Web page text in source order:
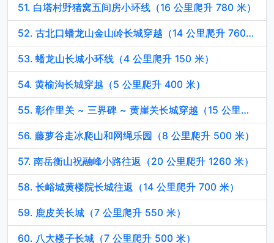
51. 白塔村野猪窝五间房小环线（16 公里爬升 780 米）
52. 古北口蟠龙山金山岭长城穿越（14 公里爬升 760 米）
53. 蟠龙山长城小环线（4 公里爬升 150 米）
54. 黄榆沟长城穿越（5 公里爬升 400 米）
55. 彰作里关 ~ 三界碑 ~ 黄崖关长城穿越（15 公里爬升 1100 米）
56. 藤萝谷走冰爬山和网绳乐园（8 公里爬升 500 米）
57. 南岳衡山祝融峰小路往返（20 公里爬升 1260 米）
58. 长峪城黄楼院长城往返（14 公里爬升 700 米）
59. 鹿皮关长城（7 公里爬升 550 米）
60. 八大楼子长城（7 公里爬升 500 米）